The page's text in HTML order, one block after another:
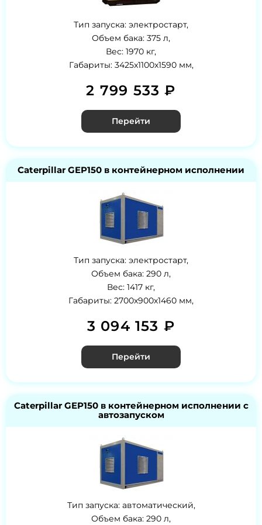
Тип запуска: электростарт,
Объем бака: 375 л,
Вес: 1970 кг,
Габариты: 3425x1100x1590 мм,
2 799 533 ₽
Перейти
Caterpillar GEP150 в контейнерном исполнении
Тип запуска: электростарт,
Объем бака: 290 л,
Вес: 1417 кг,
Габариты: 2700х900х1460 мм,
3 094 153 ₽
Перейти
Caterpillar GEP150 в контейнерном исполнении с
автозапуском
Тип запуска: автоматический,
Объем бака: 290 л,